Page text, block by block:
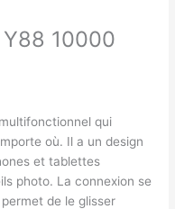
Y88 10000
qui
où. Il a un design
et tablettes
photo. La connexion se
de le glisser